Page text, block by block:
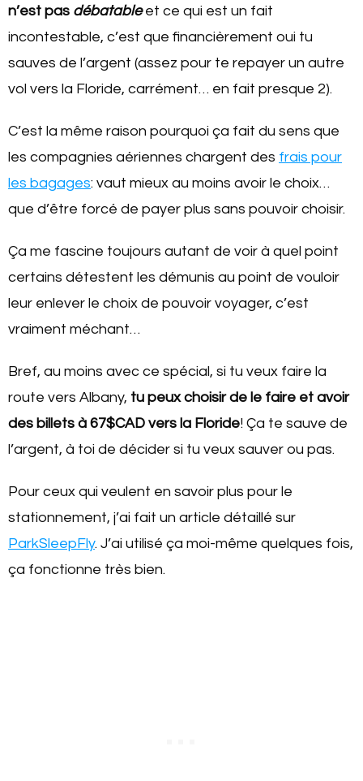
n’est pas débatableet ce qui est un fait
incontestable, c’est que financièrement oui tu
sauves de l’argent (assez pour te repayer un autre
vol vers la Floride, carrément… en fait presque 2).
C’est la même raison pourquoi ça fait du sens que
les compagnies aériennes chargent des frais pour
les bagages: vaut mieux au moins avoir le choix…
que d’être forcé de payer plus sans pouvoir choisir.
Ça me fascine toujours autant de voir à quel point
certains détestent les démunis au point de vouloir
leur enlever le choix de pouvoir voyager, c’est
vraiment méchant…
Bref, au moins avec ce spécial, si tu veux faire la
route vers Albany, tu peux choisir de le faire et avoir
des billets à 67$CAD vers la Floride! Ça te sauve de
l’argent, à toi de décider si tu veux sauver ou pas.
Pour ceux qui veulent en savoir plus pour le
stationnement, j’ai fait un article détaillé sur
ParkSleepFly. J’ai utilisé ça moi-même quelques fois,
ça fonctionne très bien.